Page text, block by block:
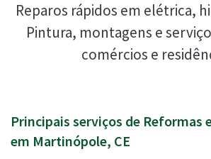
Reparos rápidos em elétrica,
Pintura, montagens e
comércios e
Principais serviços de Reformas
em Martinópole, CE